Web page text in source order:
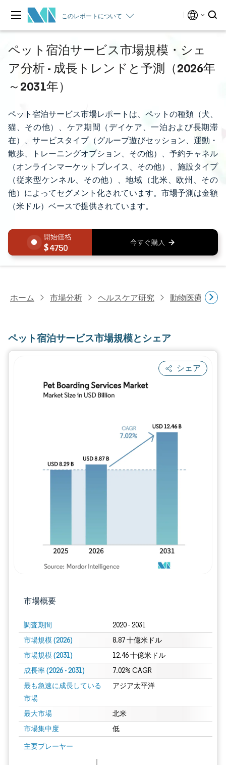
このレポートについて
ペット宿泊サービス市場規模・シェ
ア分析 - 成長トレンドと予測（2026年
～2031年）
ペット宿泊サービス市場レポートは、ペットの種類（犬、
猫、その他）、ケア期間（デイケア、一泊および長期滞
在）、サービスタイプ（グループ遊びセッション、運動・
散歩、トレーニングオプション、その他）、予約チャネル
（オンラインマーケットプレイス、その他）、施設タイプ
（従来型ケンネル、その他）、地域（北米、欧州、その
他）によってセグメント化されています。市場予測は金額
（米ドル）ベースで提供されています。
4750
ホーム 市場分析 ヘルスケア研究 動物医療研究
ペット宿泊サービス市場規模とシェア
シェア
市場概要
調査期間 2020 - 2031
市場規模 (2026) 8.87 十億米ドル
市場規模 (2031) 12.46 十億米ドル
成長率 (2026 - 2031) 7.02% CAGR
最も急速に成長している
市場
アジア太平洋
最大市場 北米
市場集中度 低
主要プレーヤー
画像 © Mordor Intelligence。再利用にはCC BY 4.0の表示が必要です。